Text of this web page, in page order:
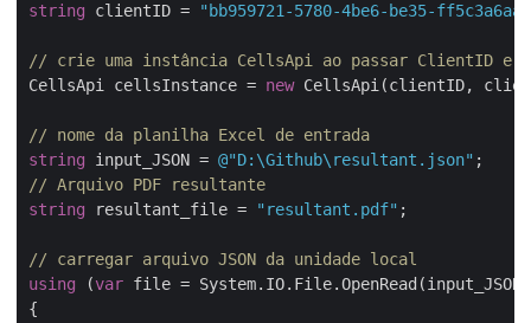
string clientID = "bb959721-5780-4be6-be35-
// crie uma instância CellsApi ao passar ClientID e
CellsApi cellsInstance = new CellsApi(clientID,
// nome da planilha Excel de entrada
string input_JSON = @"D:\Github\resultant.json"
// Arquivo PDF resultante
string resultant_file = "resultant.pdf" ;
// carregar arquivo JSON da unidade local
using (var file =
{